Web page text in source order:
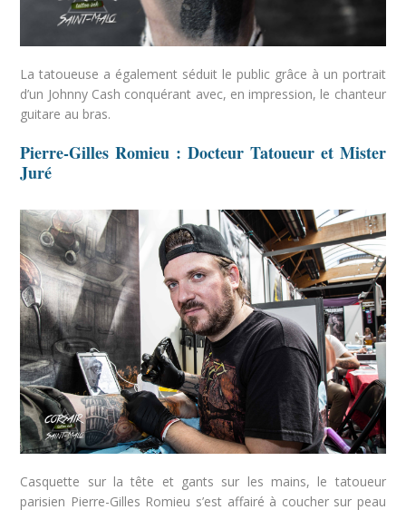
La tatoueuse a également séduit le public grâce à un portrait
d’un Johnny Cash conquérant avec, en impression, le chanteur
guitare au bras.
Pierre-Gilles Romieu : Docteur Tatoueur et Mister
Juré
Casquette sur la tête et gants sur les mains, le tatoueur
parisien Pierre-Gilles Romieu s’est affairé à coucher sur peau